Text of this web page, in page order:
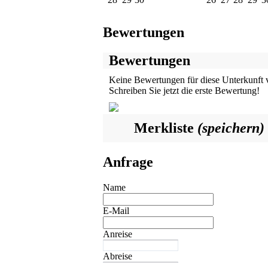
Bewertungen
Bewertungen
Keine Bewertungen für diese Unterkunft
Schreiben Sie jetzt die erste Bewertung!
Merkliste (speichern)
Anfrage
Name
E-Mail
Anreise
Abreise